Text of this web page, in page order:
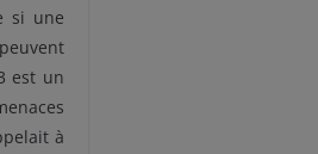
si une
est un
à